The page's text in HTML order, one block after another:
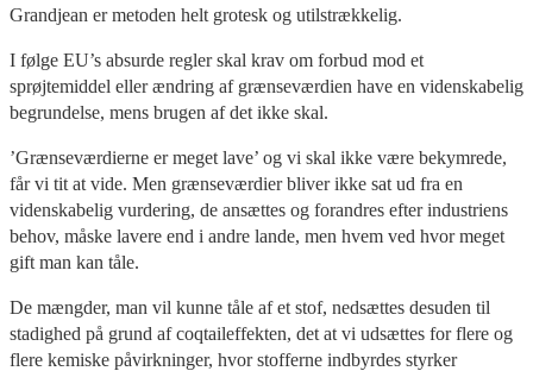
Grandjean er metoden helt grotesk og utilstrækkelig.
I følge EU’s absurde regler skal krav om forbud mod et
sprøjtemiddel eller ændring af grænseværdien have en videnskabelig
begrundelse, mens brugen af det ikke skal.
’Grænseværdierne er meget lave’ og vi skal ikke være bekymrede,
får vi tit at vide. Men grænseværdier bliver ikke sat ud fra en
videnskabelig vurdering, de ansættes og forandres efter industriens
behov, måske lavere end i andre lande, men hvem ved hvor meget
gift man kan tåle.
De mængder, man vil kunne tåle af et stof, nedsættes desuden til
stadighed på grund af coqtaileffekten, det at vi udsættes for flere og
flere kemiske påvirkninger, hvor stofferne indbyrdes styrker